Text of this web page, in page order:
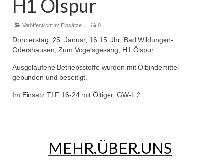
Dienstplan
Einsätze
Einsatzstichworte
Jugendfeuerwehr
25-jähriges Jubiläum Jugendfeuerwehr 2021
H1 Ölspur
Veröffentlicht in: Einsätze | 0
Donnerstag, 25. Januar, 16.15 Uhr, Bad Wildungen-
Odershausen, Zum Vogelsgesang, H1 Ölspur.
Ausgelaufene Betriebsstoffe wurden mit Ölbindemittel
gebunden und beseitigt.
Im Einsatz:TLF 16-24 mit Öltiger, GW-L 2.
MEHR.ÜBER.UNS